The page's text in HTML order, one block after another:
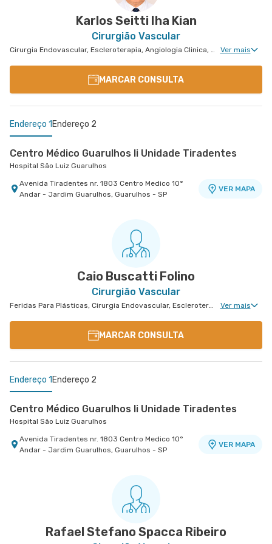
Andar - Tatuape, Sao Paulo - SP
Karlos Seitti Iha Kian
Cirurgião Vascular
Cirurgia Endovascular, Escleroterapia, Angiologia Clinica, Cirurgia Vascular Para Acessos Vasculares, Cirurgia Vascular Para Colocação de Cateter, Radiologia Intervencionista Ver mais
MARCAR CONSULTA
Endereço 1 Endereço 2
Centro Médico Guarulhos Ii Unidade Tiradentes
Hospital São Luiz Guarulhos
Avenida Tiradentes nr. 1803 Centro Medico 10°
Andar - Jardim Guarulhos, Guarulhos - SP
VER MAPA
Hospital e Maternidade São Luiz Anália Franco
Rua Francisco Marengo nr. 955 Térreo e 11°
Caio Buscatti Folino
Cirurgião Vascular
Feridas Para Plásticas, Cirurgia Endovascular, Escleroterapia, Angiologia Clinica, Cirurgia Vascular Para Acessos Vasculares, Cirurgia Vascular Para Colocação de Cateter Ver mais
MARCAR CONSULTA
Endereço 1 Endereço 2
Centro Médico Guarulhos Ii Unidade Tiradentes
Hospital São Luiz Guarulhos
Avenida Tiradentes nr. 1803 Centro Medico 10°
Andar - Jardim Guarulhos, Guarulhos - SP
VER MAPA
Hospital e Maternidade São Luiz Anália Franco
Rua Francisco Marengo nr. 955 Térreo e 11°
Rafael Stefano Spacca Ribeiro